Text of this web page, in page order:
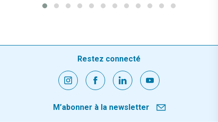
Restez connecté
M’abonner à la newsletter